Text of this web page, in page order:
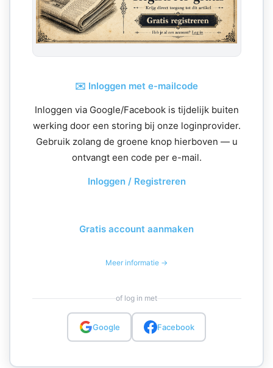
✉️ Inloggen met e-mailcode
Inloggen via Google/Facebook is tijdelijk buiten
werking door een storing bij onze loginprovider.
Gebruik zolang de groene knop hierboven — u
ontvangt een code per e-mail.
Inloggen / Registreren
Gratis account aanmaken
Meer informatie →
of log in met
Google Facebook